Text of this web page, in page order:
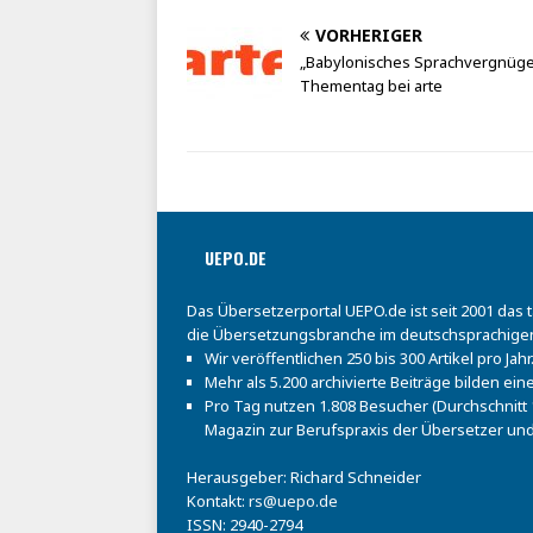
VORHERIGER
„Babylonisches
Thementag bei arte
UEPO.DE
Das Übersetzerportal UEPO.de ist seit 2001
die Übersetzungsbranche im
Wir veröffentlichen 250 bis 300 Artikel pro Jahr.
Mehr als 5.200 archivierte Beiträge bilden
Pro Tag nutzen 1.808 Besucher
Magazin zur Berufspraxis der Übersetzer
Herausgeber: Richard Schneider
Kontakt: rs@uepo.de
ISSN: 2940-2794